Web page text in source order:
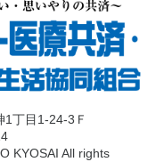
丁目1-24-3Ｆ
KYOSAI All rights